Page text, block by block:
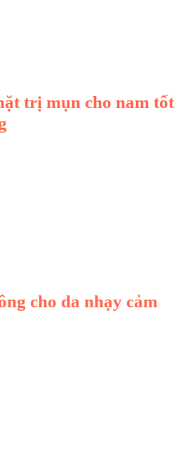
trị mụn cho nam tốt
cho da nhạy cảm